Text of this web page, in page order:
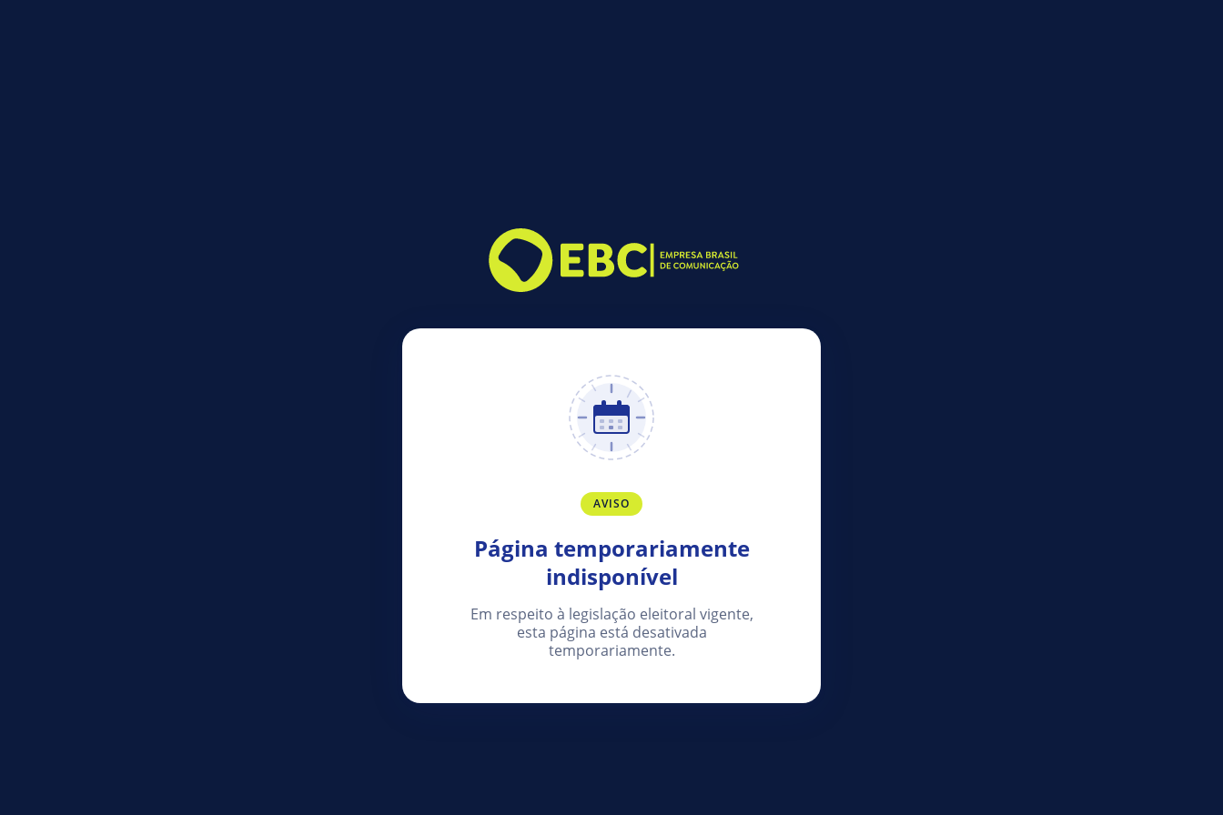
AVISO
Página temporariamente
indisponível
Em respeito à legislação eleitoral vigente,
esta página está desativada
temporariamente.